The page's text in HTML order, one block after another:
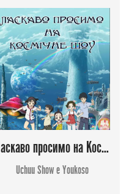
Ласкаво просимо на Космічне Шоу
Uchuu Show e Youkoso